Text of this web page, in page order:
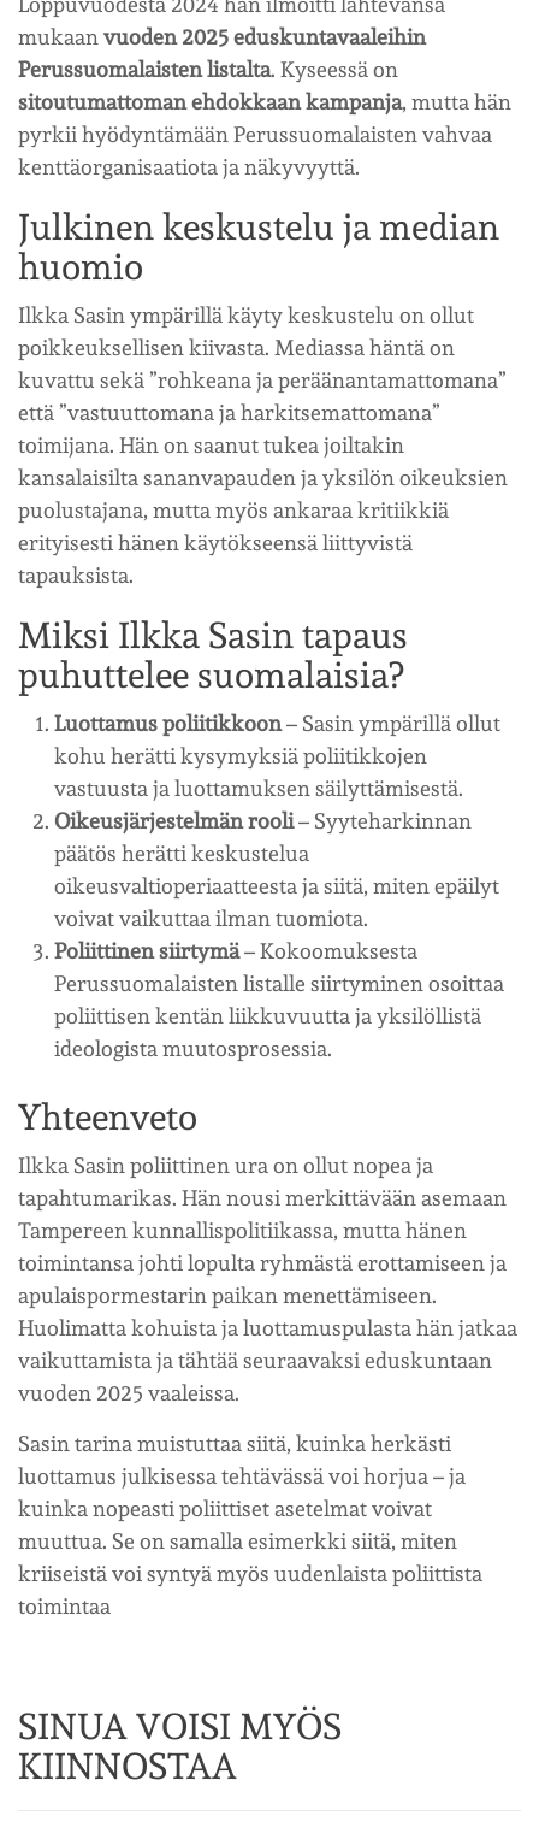
mukaan vuoden 2025 eduskuntavaaleihin
Perussuomalaisten listalta. Kyseessä on
sitoutumattoman ehdokkaan kampanja, mutta hän
pyrkii hyödyntämään Perussuomalaisten vahvaa
kenttäorganisaatiota ja näkyvyyttä.
Julkinen keskustelu ja median
huomio
Ilkka Sasin ympärillä käyty keskustelu on ollut
poikkeuksellisen kiivasta. Mediassa häntä on
kuvattu sekä ”rohkeana ja peräänantamattomana”
että ”vastuuttomana ja harkitsemattomana”
toimijana. Hän on saanut tukea joiltakin
kansalaisilta sananvapauden ja yksilön oikeuksien
puolustajana, mutta myös ankaraa kritiikkiä
erityisesti hänen käytökseensä liittyvistä
tapauksista.
Miksi Ilkka Sasin tapaus
puhuttelee suomalaisia?
Luottamus poliitikkoon– Sasin ympärillä ollut
kohu herätti kysymyksiä poliitikkojen
vastuusta ja luottamuksen säilyttämisestä.
Oikeusjärjestelmän rooli– Syyteharkinnan
päätös herätti keskustelua
oikeusvaltioperiaatteesta ja siitä, miten epäilyt
voivat vaikuttaa ilman tuomiota.
Poliittinen siirtymä– Kokoomuksesta
Perussuomalaisten listalle siirtyminen osoittaa
poliittisen kentän liikkuvuutta ja yksilöllistä
ideologista muutosprosessia.
Yhteenveto
Ilkka Sasin poliittinen ura on ollut nopea ja
tapahtumarikas. Hän nousi merkittävään asemaan
Tampereen kunnallispolitiikassa, mutta hänen
toimintansa johti lopulta ryhmästä erottamiseen ja
apulaispormestarin paikan menettämiseen.
Huolimatta kohuista ja luottamuspulasta hän jatkaa
vaikuttamista ja tähtää seuraavaksi eduskuntaan
vuoden 2025 vaaleissa.
Sasin tarina muistuttaa siitä, kuinka herkästi
luottamus julkisessa tehtävässä voi horjua – ja
kuinka nopeasti poliittiset asetelmat voivat
muuttua. Se on samalla esimerkki siitä, miten
kriiseistä voi syntyä myös uudenlaista poliittista
toimintaa
SINUA VOISI MYÖS
KIINNOSTAA